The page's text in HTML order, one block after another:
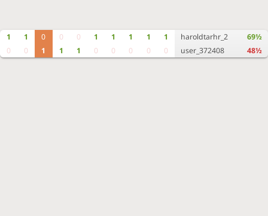
1
0
1
0
0
1
0
1
0
1
1
0
1
0
1
0
1
0
1
0
haroldtarhr_2
user_372408
69½
48½